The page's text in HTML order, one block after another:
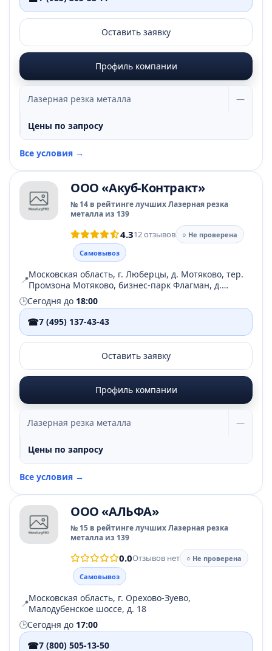
Оставить заявку
Профиль компании
Лазерная резка металла —
Цены по запросу
Все условия →
ООО «Акуб-Контракт»
№ 14 в рейтинге лучших Лазерная резка
металла из 139
4.312 отзывов
○ Не проверена
Самовывоз
📍Московская область, г. Люберцы, д. Мотяково, тер.
Промзона Мотяково, бизнес-парк Флагман, д.
50/15, пом. 213
🕒Сегодня до 18:00
☎7 (495) 137-43-43
Оставить заявку
Профиль компании
Лазерная резка металла —
Цены по запросу
Все условия →
ООО «АЛЬФА»
№ 15 в рейтинге лучших Лазерная резка
металла из 139
0.0Отзывов нет
○ Не проверена
Самовывоз
📍Московская область, г. Орехово-Зуево,
Малодубенское шоссе, д. 18
🕒Сегодня до 17:00
☎7 (800) 505-13-50